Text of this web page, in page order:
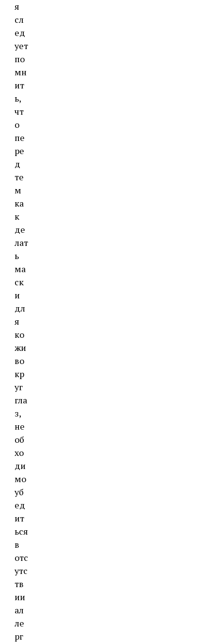
я
сл
ед
ует
по
мн
ит
ь,
чт
о
пе
ре
д
те
м
ка
к
де
лат
ь
ма
ск
и
дл
я
ко
жи
во
кр
уг
гла
з,
не
об
хо
ди
мо
уб
ед
ит
ься
в
отс
утс
тв
ии
ал
ле
рг